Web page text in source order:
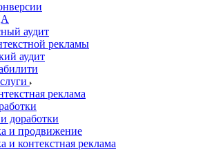
аудит
рекламы
аудит
реклама
доработки
и продвижение
и контекстная реклама